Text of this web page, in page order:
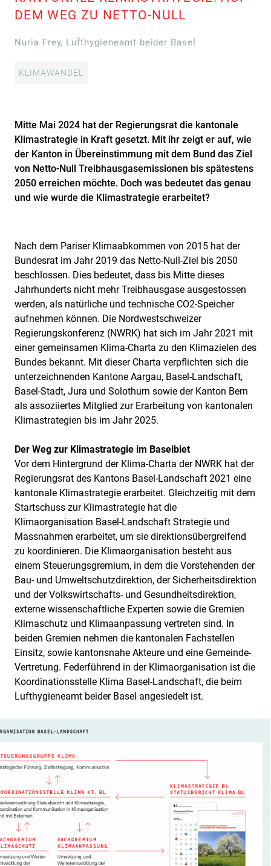
DEM WEG ZU NETTO-NULL
Nuria Frey, Lufthygieneamt beider Basel
KLIMAWANDEL
Mitte Mai 2024 hat der Regierungsrat die kantonale
Klimastrategie in Kraft gesetzt. Mit ihr zeigt er auf, wie
der Kanton in Übereinstimmung mit dem Bund das Ziel
von Netto-Null Treibhausgasemissionen bis spätestens
2050 erreichen möchte. Doch was bedeutet das genau
und wie wurde die Klimastrategie erarbeitet?
Nach dem Pariser Klimaabkommen von 2015 hat der
Bundesrat im Jahr 2019 das Netto-Null-Ziel bis 2050
beschlossen. Dies bedeutet, dass bis Mitte dieses
Jahrhunderts nicht mehr Treibhausgase ausgestossen
werden, als natürliche und technische CO2-Speicher
aufnehmen können. Die Nordwestschweizer
Regierungskonferenz (NWRK) hat sich im Jahr 2021 mit
einer gemeinsamen Klima-Charta zu den Klimazielen des
Bundes bekannt. Mit dieser Charta verpflichten sich die
unterzeichnenden Kantone Aargau, Basel-Landschaft,
Basel-Stadt, Jura und Solothurn sowie der Kanton Bern
als assoziiertes Mitglied zur Erarbeitung von kantonalen
Klimastrategien bis im Jahr 2025.
Der Weg zur Klimastrategie im Baselbiet
Vor dem Hintergrund der Klima-Charta der NWRK hat der
Regierungsrat des Kantons Basel-Landschaft 2021 eine
kantonale Klimastrategie erarbeitet. Gleichzeitig mit dem
Startschuss zur Klimastrategie hat die
Klimaorganisation Basel-Landschaft Strategie und
Massnahmen erarbeitet, um sie direktionsübergreifend
zu koordinieren. Die Klimaorganisation besteht aus
einem Steuerungsgremium, in dem die Vorstehenden der
Bau- und Umweltschutzdirektion, der Sicherheitsdirektion
und der Volkswirtschafts- und Gesundheitsdirektion,
externe wissenschaftliche Experten sowie die Gremien
Klimaschutz und Klimaanpassung vertreten sind. In
beiden Gremien nehmen die kantonalen Fachstellen
Einsitz, sowie kantonsnahe Akteure und eine Gemeinde-
Vertretung. Federführend in der Klimaorganisation ist die
Koordinationsstelle Klima Basel-Landschaft, die beim
Lufthygieneamt beider Basel angesiedelt ist.